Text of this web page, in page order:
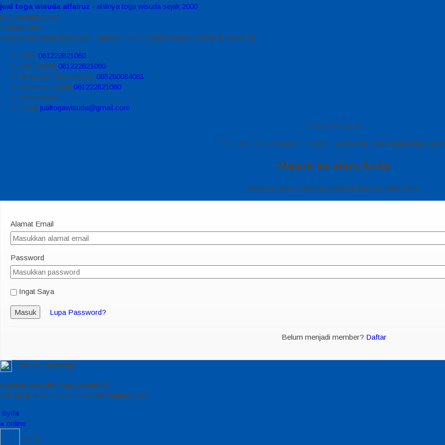
jual toga wisuda alfairuz - ahlinya toga wisuda sejak 2000
toga wisuda juara
Kontak Kami
Apabila ada yang ditanyakan, silahkan hubungi kami melalui kontak di bawah ini.
SMS 081222821060
Call Center 081222821060
Whatsapp Pemesanan 085280084081
Whatsapp Syifa 081222821060
Messenger
Email jualtogawisuda@gmail.com
08.00 s/d 20.00
Jl Letda D Suprapto RT 3 RW 5 Gerendeng Kota Tangerang
Masuk ke akun Anda
Selamat datang kembali, silahkan login ke akun Anda.
Alamat Email
Password
Ingat Saya
Masuk Lupa Password?
Belum menjadi member? Daftar
Chat via Whatsapp
saya mau order toga wisuda?
Klik untuk chat dengan customer support kami
Syifa
● online
Syifa